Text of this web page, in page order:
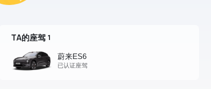
TA的座驾 1
蔚来ES6
已认证座驾